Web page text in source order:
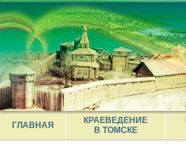
ГЛАВНАЯ
КРАЕВЕДЕНИЕ
В ТОМСКЕ